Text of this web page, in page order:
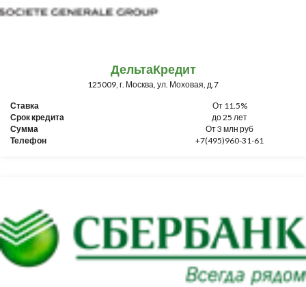
ДельтаКредит
125009, г. Москва, ул. Моховая, д.7
Ставка
От 11.5%
Срок кредита
до 25 лет
Сумма
От 3 млн руб
Телефон
+7(495)960-31-61